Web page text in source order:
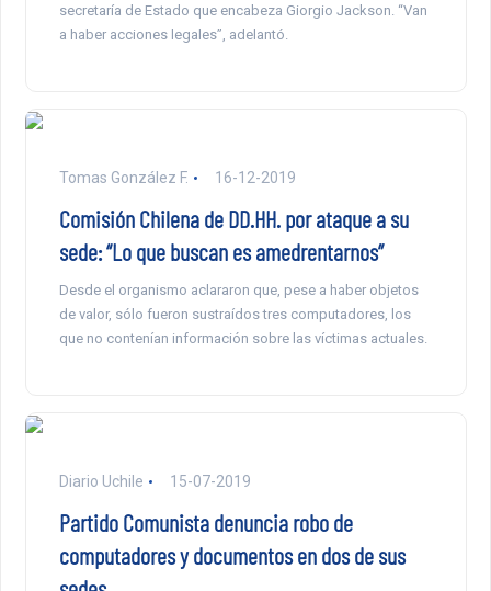
secretaría de Estado que encabeza Giorgio Jackson. “Van
a haber acciones legales”, adelantó.
Tomas González F. 16-12-2019
Comisión Chilena de DD.HH. por ataque a su
sede: “Lo que buscan es amedrentarnos”
Desde el organismo aclararon que, pese a haber objetos
de valor, sólo fueron sustraídos tres computadores, los
que no contenían información sobre las víctimas actuales.
Diario Uchile 15-07-2019
Partido Comunista denuncia robo de
computadores y documentos en dos de sus